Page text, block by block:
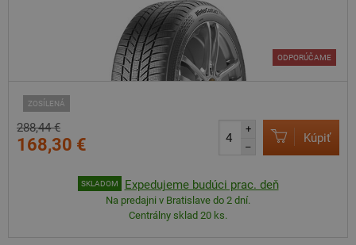
ZOSÍLENÁ
ODPORÚČAME
288,44 €
168,30 €
+
–
Kúpiť
SKLADOM Expedujeme budúci prac. deň
Na predajni v Bratislave do 2 dní.
Centrálny sklad 20 ks.